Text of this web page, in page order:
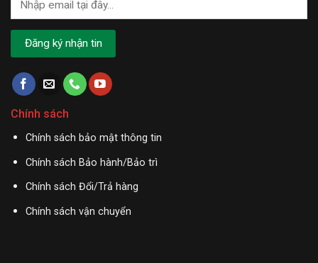
Chính sách
Chính sách bảo mật thông tin
Chính sách Bảo hành/Bảo trì
Chính sách Đổi/Trả hàng
Chính sách vận chuyển